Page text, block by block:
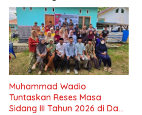
Muhammad Wadio
Tuntaskan Reses Masa
Sidang III Tahun 2026 di Dapil